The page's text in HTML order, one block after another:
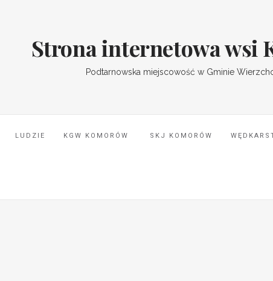
Strona internetowa wsi
Podtarnowska miejscowość w Gminie
LUDZIE KGW KOMORÓW SKJ KOMORÓW